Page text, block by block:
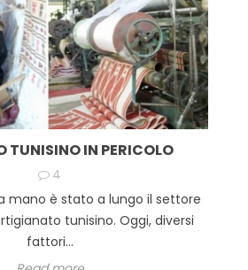
TUNISINO IN PERICOLO
4
mano è stato a lungo il settore
tunisino. Oggi, diversi
fattori...